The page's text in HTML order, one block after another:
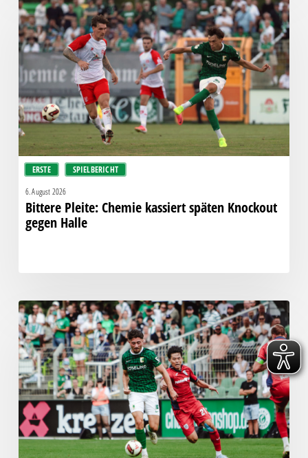
ERSTE SPIELBERICHT
Pleite:
Chemie
kassiert
späten
Knockout
gegen
Halle
6. August 2026
Bittere Pleite: Chemie kassiert späten Knockout
gegen Halle
“Einer
für
alle,
alle
für
einen!”
–
Chemie
empfängt